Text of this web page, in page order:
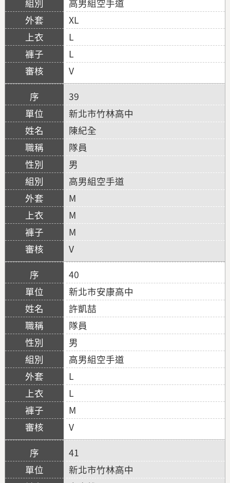
高男組空手道
XL
L
L
V
39
新北市竹林高中
陳紀全
隊員
男
高男組空手道
M
M
M
V
40
新北市安康高中
許凱喆
隊員
男
高男組空手道
L
L
M
V
41
新北市竹林高中